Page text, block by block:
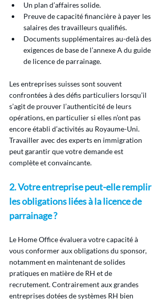
Un plan d’affaires solide.
Preuve de capacité financière à payer les
salaires des travailleurs qualifiés.
Documents supplémentaires au-delà des
exigences de base de l’annexe A du guide
de licence de parrainage.
Les entreprises suisses sont souvent
confrontées à des défis particuliers lorsqu’il
s’agit de prouver l’authenticité de leurs
opérations, en particulier si elles n’ont pas
encore établi d’activités au Royaume-Uni.
Travailler avec des experts en immigration
peut garantir que votre demande est
complète et convaincante.
2. Votre entreprise peut-elle remplir
les obligations liées à la licence de
parrainage ?
Le Home Office évaluera votre capacité à
vous conformer aux obligations du sponsor,
notamment en maintenant de solides
pratiques en matière de RH et de
recrutement. Contrairement aux grandes
entreprises dotées de systèmes RH bien